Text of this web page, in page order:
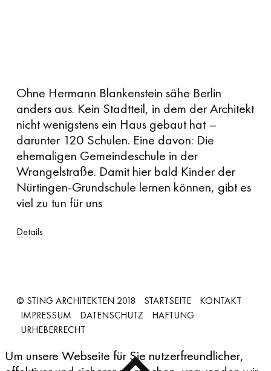
Ohne Hermann Blankenstein sähe Berlin
anders aus. Kein Stadtteil, in dem der Architekt
nicht wenigstens ein Haus gebaut hat –
darunter 120 Schulen. Eine davon: Die
ehemaligen Gemeindeschule in der
Wrangelstraße. Damit hier bald Kinder der
Nürtingen-Grundschule lernen können, gibt es
viel zu tun für uns
Details
© STING ARCHITEKTEN 2018 STARTSEITE
KONTAKT
IMPRESSUM
DATENSCHUTZ
HAFTUNG
URHEBERRECHT
Um unsere Webseite für Sie nutzerfreundlicher,